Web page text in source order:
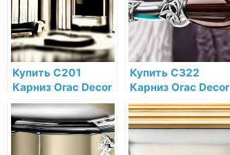
Купить C201
Карниз Orac Decor
Полиуретан Orac
Decor по низкой
цене в интернет-
Купить C322
Карниз Orac Decor
Полиуретан Orac
Decor по низкой
цене в интернет-
магазине